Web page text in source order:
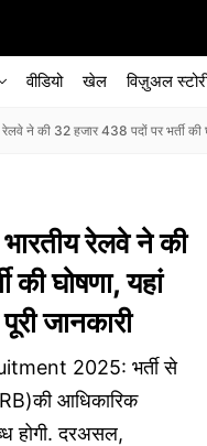
वीडियो खेल विज़ुअल
ने की 32 हजार 438 पदों पर भर्ती की
रेलवे ने की
की घोषणा, यहां
जानकारी
2025: भर्ती से
आधिकारिक
होगी. दरअसल,